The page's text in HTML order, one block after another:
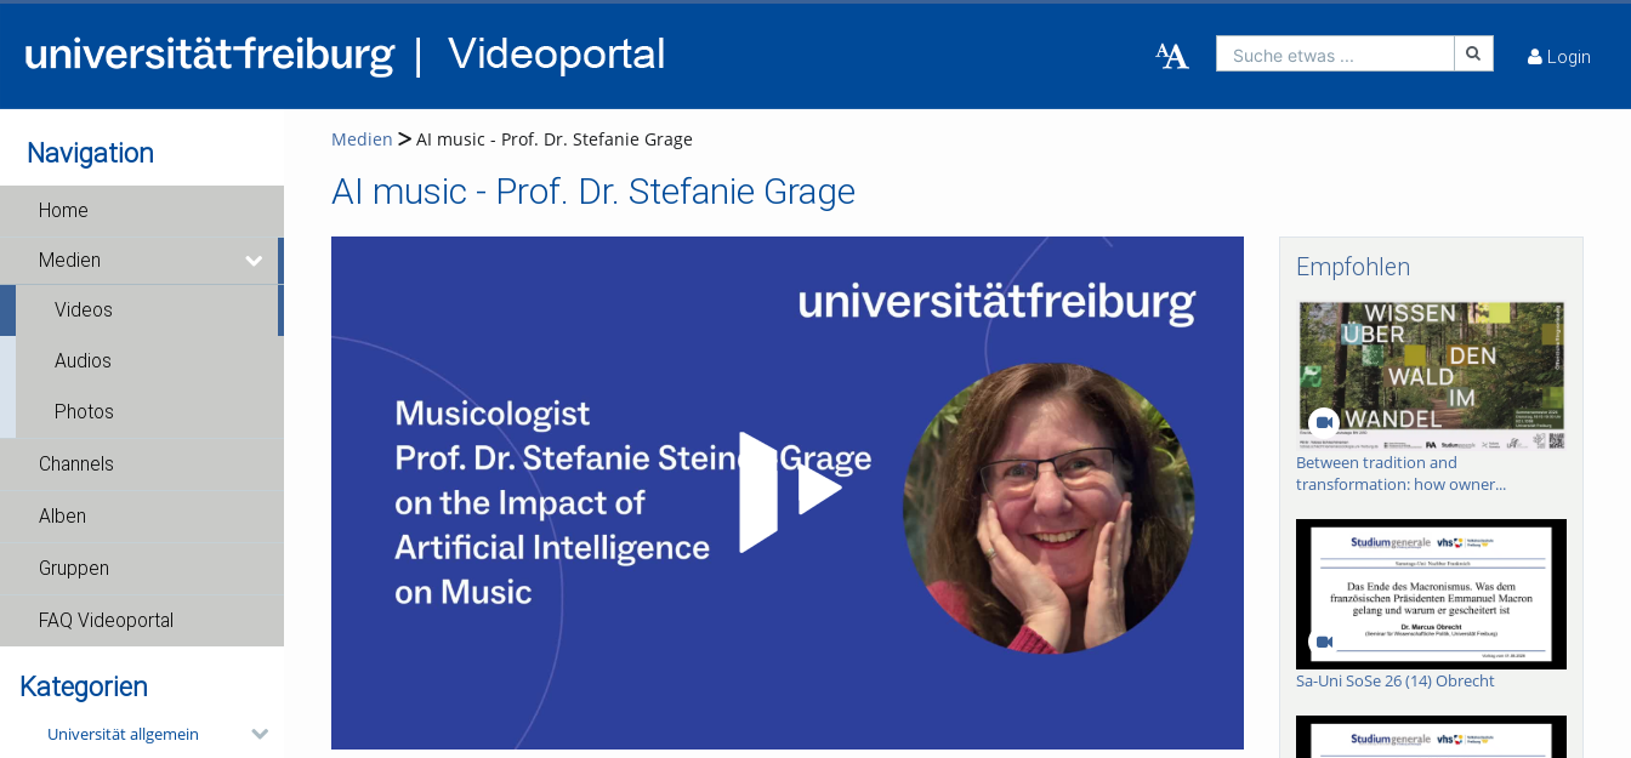
Suche etwas ... Login
Navigation
Home
Medien
Videos
Audios
Photos
Channels
Alben
Gruppen
FAQ Videoportal
Kategorien
Universität allgemein
Medien AI music - Prof. Dr. Stefanie Grage
AI music - Prof. Dr. Stefanie Grage
Video abspielen
Empfohlen
Between tradition and
transformation: how owner...
Sa-Uni SoSe 26 (14) Obrecht